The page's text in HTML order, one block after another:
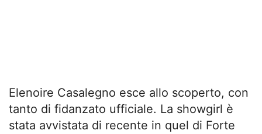
Elenoire Casalegno esce allo scoperto, con
tanto di fidanzato ufficiale. La showgirl è
stata avvistata di recente in quel di Forte